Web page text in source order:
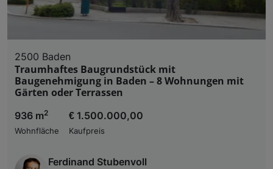
2500 Baden
Traumhaftes Baugrundstück mit
Baugenehmigung in Baden – 8 Wohnungen mit
Gärten oder Terrassen
936 m2
Wohnfläche
€ 1.500.000,00
Kaufpreis
Ferdinand Stubenvoll